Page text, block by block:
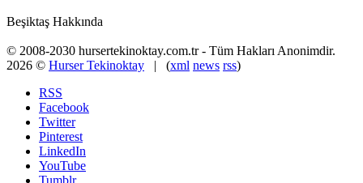
Beşiktaş Hakkında
© 2008-2030 hursertekinoktay.com.tr - Tüm Hakları Anonimdir.
2026 © Hurser Tekinoktay | (xml news rss)
RSS
Facebook
Twitter
Pinterest
LinkedIn
YouTube
Tumblr